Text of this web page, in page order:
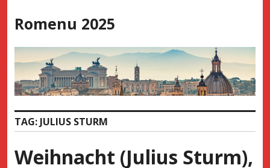
to
Romenu 2025
TAG: JULIUS STURM
Weihnacht (Julius Sturm),